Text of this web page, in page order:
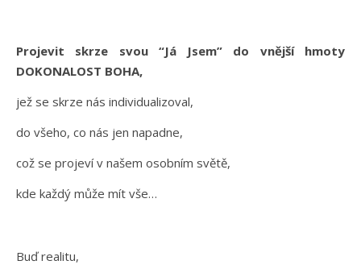
Projevit skrze svou “Já Jsem” do vnější hmoty
DOKONALOST BOHA,
jež se skrze nás individualizoval,
do všeho, co nás jen napadne,
což se projeví v našem osobním světě,
kde každý může mít vše…
Buď realitu,